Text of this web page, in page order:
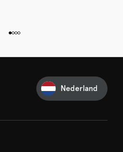
Nederland